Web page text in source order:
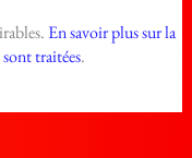
En savoir plus sur la
traitées.